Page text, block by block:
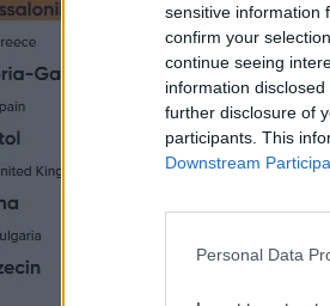
sensitive information
confirm your
continue seeing
information
further disclosure of
participants. This
Downstream
Personal Data